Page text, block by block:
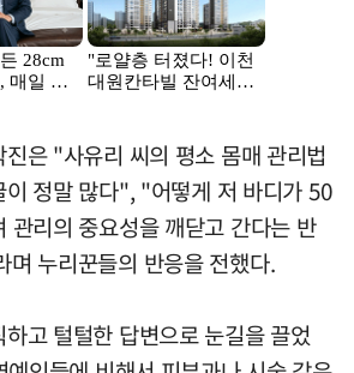
은 "사유리 씨의 평소 몸매 관리법
이 정말 많다", "어떻게 저 바디가 50
관리의 중요성을 깨닫고 간다는 반
며 누리꾼들의 반응을 전했다.
고 털털한 답변으로 눈길을 끌었